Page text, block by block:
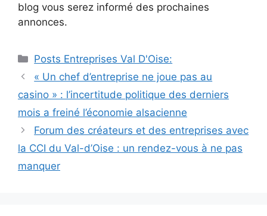
blog vous serez informé des prochaines
annonces.
Catégories
Posts Entreprises Val D'Oise:
Navigation
« Un chef d’entreprise ne joue pas au
casino » : l’incertitude politique des derniers
mois a freiné l’économie alsacienne
Forum des créateurs et des entreprises avec
la CCI du Val-d’Oise : un rendez-vous à ne pas
manquer